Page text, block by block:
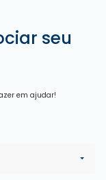
seu
em ajudar!